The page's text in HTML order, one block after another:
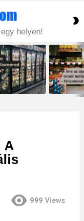
helyen!
A
999 Views